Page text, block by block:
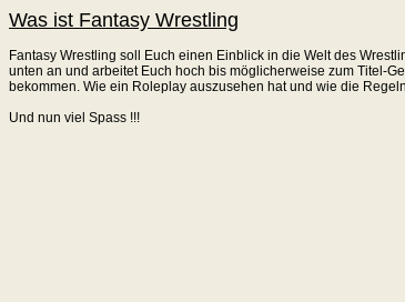
Was ist Fantasy Wrestling
Fantasy Wrestling soll Euch einen Einblick in die Welt des
unten an und arbeitet Euch hoch bis möglicherweise zum Titel-
bekommen. Wie ein Roleplay auszusehen hat und wie die
Und nun viel Spass !!!